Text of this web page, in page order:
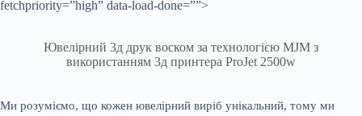
fetchpriority=”high” data-load-done=””>
Ювелірний 3д друк воском за технологією MJM з
використанням 3д принтера ProJet 2500w
Ми розуміємо, що кожен ювелірний виріб унікальний, тому ми